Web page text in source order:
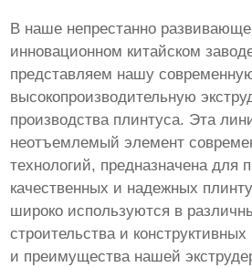
В наше непрестанно
инновационном китайском
представляем нашу
высокопроизводительную
производства плинтуса. Эта
неотъемлемый элемент
технологий, предназначена для
качественных и надежных
широко используются в
строительства и
и преимущества нашей